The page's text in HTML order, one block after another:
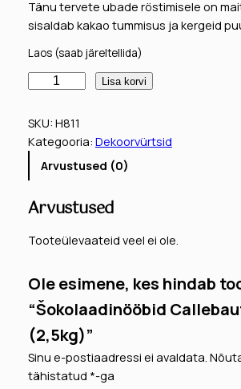
Tänu tervete ubade röstimisele on
sisaldab kakao tummisus ja kergeid
Laos (saab järeltellida)
k
o
l
d
n
ö
b
d
C
a
Lisa korvi
SKU: H811
Kategooria: Dekoorvürtsid
Arvustused (0)
Arvustused
Tooteülevaateid veel ei ole.
Ole esimene, kes hindab
“Šokolaadinööbid
(2,5kg)”
Sinu e-postiaadressi ei avaldata.
tähistatud *-ga